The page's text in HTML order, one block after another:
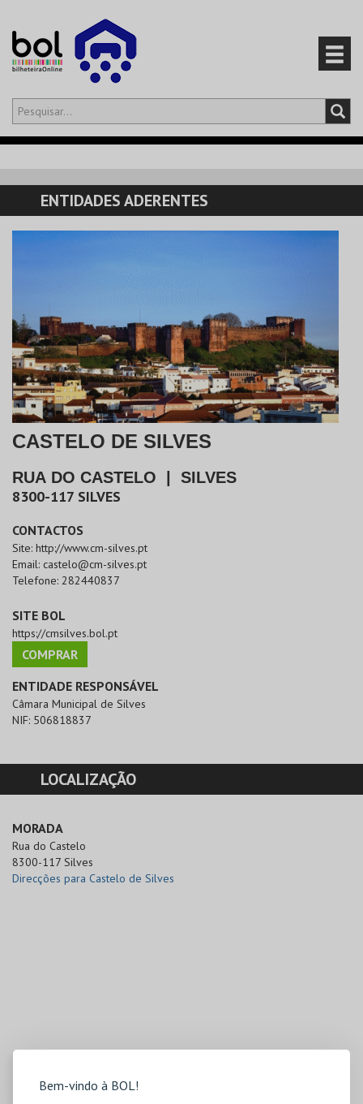
Bem-vindo à BOL!
Olá,iniciar sessão
CARRINHO
EVENTOS
PRODUTOS
ENTIDADES ADERENTES
CASTELO DE SILVES
RUA DO CASTELO SILVES
8300-117 SILVES
CONTACTOS
Site: http://www.cm-silves.pt
Email: castelo@cm-silves.pt
Telefone: 282440837
SITE BOL
https://cmsilves.bol.pt
COMPRAR
ENTIDADE RESPONSÁVEL
Câmara Municipal de Silves
NIF: 506818837
LOCALIZAÇÃO
MORADA
Rua do Castelo
8300-117 Silves
Direcções para Castelo de Silves